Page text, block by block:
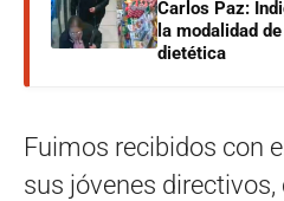
Carlos Paz:
la modalidad
dietética
Fuimos recibidos con
sus jóvenes